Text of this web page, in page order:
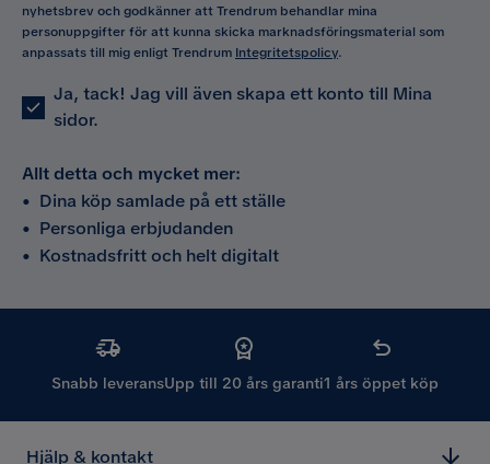
nyhetsbrev och godkänner att Trendrum behandlar mina
personuppgifter för att kunna skicka marknadsföringsmaterial som
anpassats till mig enligt Trendrum Integritetspolicy.
Ja, tack! Jag vill även skapa ett konto till Mina
sidor.
Allt detta och mycket mer:
• Dina köp samlade på ett ställe
• Personliga erbjudanden
• Kostnadsfritt och helt digitalt
Snabb leveransUpp till 20 års garanti1 års öppet köp
Hjälp & kontakt